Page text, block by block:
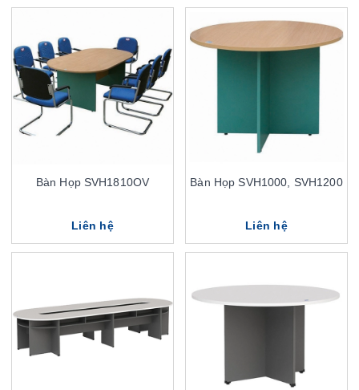
Bàn Họp SVH1810OV
Liên hệ
Bàn Họp SVH1000, SVH1200
Liên hệ